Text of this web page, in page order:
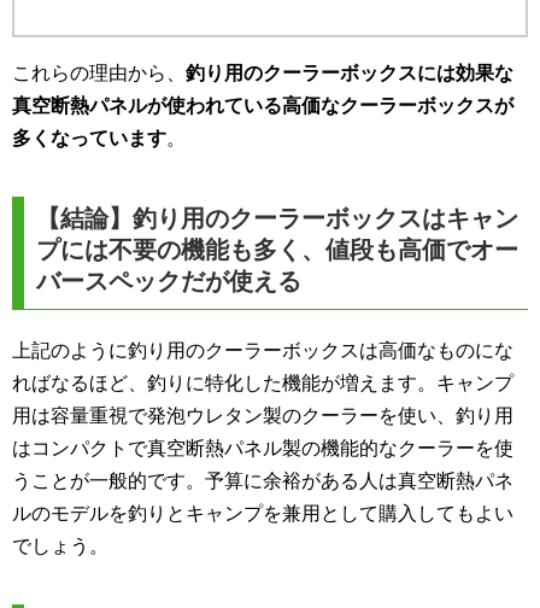
これらの理由から、 釣り用のクーラーボックスには効果な
真空断熱パネルが使われている高価なクーラーボックスが
多くなっています。
【結論】釣り用のクーラーボックスはキャン
プには不要の機能も多く、値段も高価でオー
バースペックだが使える
上記のように釣り用のクーラーボックスは高価なものにな
ればなるほど、釣りに特化した機能が増えます。キャンプ
用は容量重視で発泡ウレタン製のクーラーを使い、釣り用
はコンパクトで真空断熱パネル製の機能的なクーラーを使
うことが一般的です。予算に余裕がある人は真空断熱パネ
ルのモデルを釣りとキャンプを兼用として購入してもよい
でしょう。